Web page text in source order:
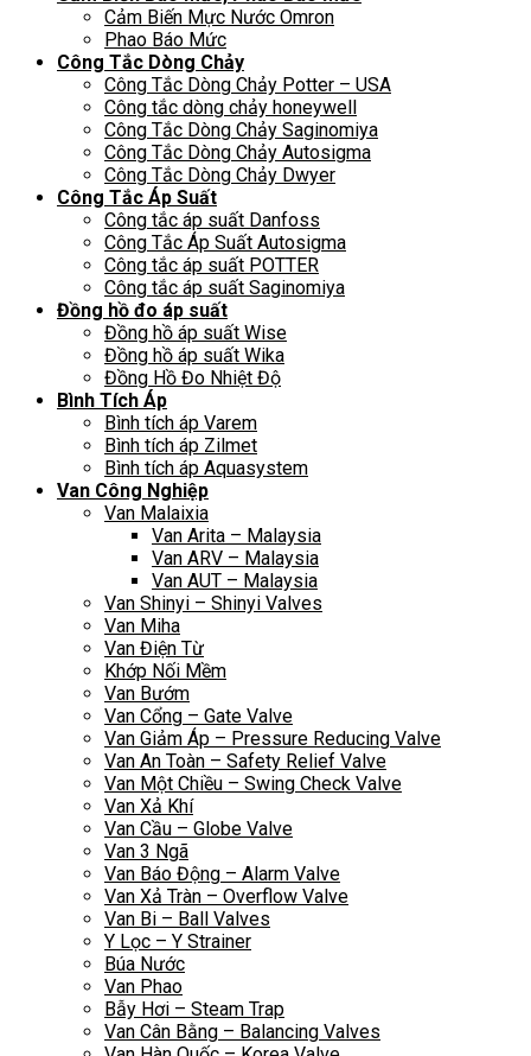
Cảm Biến Mực Nước Omron
Phao Báo Mức
Công Tắc Dòng Chảy
Công Tắc Dòng Chảy Potter – USA
Công tắc dòng chảy honeywell
Công Tắc Dòng Chảy Saginomiya
Công Tắc Dòng Chảy Autosigma
Công Tắc Dòng Chảy Dwyer
Công Tắc Áp Suất
Công tắc áp suất Danfoss
Công Tắc Áp Suất Autosigma
Công tắc áp suất POTTER
Công tắc áp suất Saginomiya
Đồng hồ đo áp suất
Đồng hồ áp suất Wise
Đồng hồ áp suất Wika
Đồng Hồ Đo Nhiệt Độ
Bình Tích Áp
Bình tích áp Varem
Bình tích áp Zilmet
Bình tích áp Aquasystem
Van Công Nghiệp
Van Malaixia
Van Arita – Malaysia
Van ARV – Malaysia
Van AUT – Malaysia
Van Shinyi – Shinyi Valves
Van Miha
Van Điện Từ
Khớp Nối Mềm
Van Bướm
Van Cổng – Gate Valve
Van Giảm Áp – Pressure Reducing Valve
Van An Toàn – Safety Relief Valve
Van Một Chiều – Swing Check Valve
Van Xả Khí
Van Cầu – Globe Valve
Van 3 Ngã
Van Báo Động – Alarm Valve
Van Xả Tràn – Overflow Valve
Van Bi – Ball Valves
Y Lọc – Y Strainer
Búa Nước
Van Phao
Bẫy Hơi – Steam Trap
Van Cân Bằng – Balancing Valves